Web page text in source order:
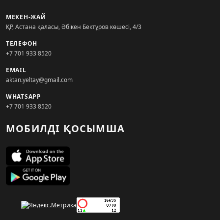
МЕКЕН-ЖАЙ
ҚР, Астана қаласы, Әбікен Бектұров көшесі, 4/3
ТЕЛЕФОН
+7 701 933 8520
EMAIL
aktan.yeltay@gmail.com
WHATSAPP
+7 701 933 8520
МОБИЛДІ ҚОСЫМША